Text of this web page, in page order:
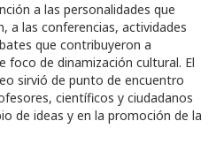
a las personalidades que
a las conferencias, actividades
que contribuyeron a
de dinamización cultural. El
sirvió de punto de encuentro
científicos y ciudadanos
de ideas y en la promoción de la